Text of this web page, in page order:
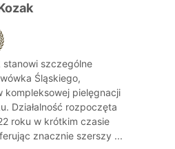
stanowi szczególne
Śląskiego,
kompleksowej pielęgnacji
Działalność rozpoczęta
roku w krótkim czasie
znacznie szerszy ...